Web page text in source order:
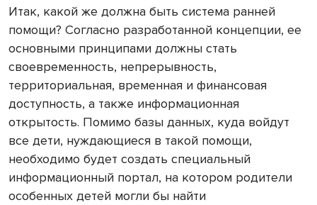
Итак, какой же должна быть система ранней
помощи? Согласно разработанной концепции, ее
основными принципами должны стать
своевременность, непрерывность,
территориальная, временная и финансовая
доступность, а также информационная
открытость. Помимо базы данных, куда войдут
все дети, нуждающиеся в такой помощи,
необходимо будет создать специальный
информационный портал, на котором родители
особенных детей могли бы найти